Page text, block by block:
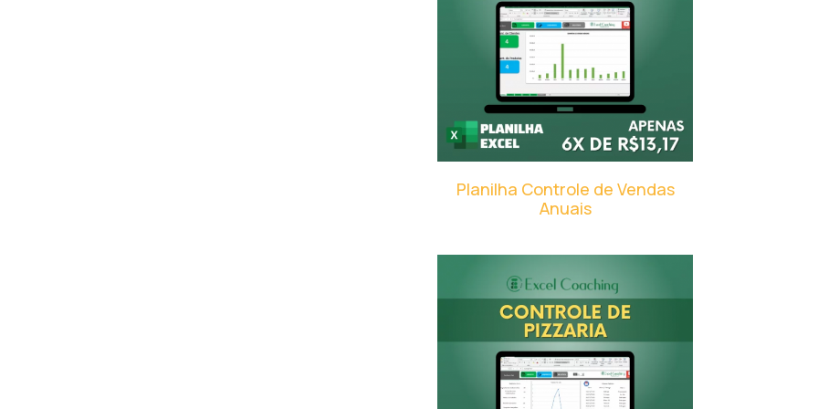
Planilha Controle de Vendas
Anuais